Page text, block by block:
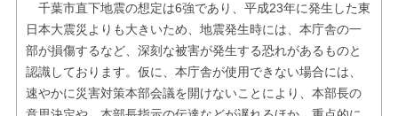
千葉市直下地震の想定は6強であり、平成23年に発生した東
日本大震災よりも大きいため、地震発生時には、本庁舎の一
部が損傷するなど、深刻な被害が発生する恐れがあるものと
認識しております。仮に、本庁舎が使用できない場合には、
速やかに災害対策本部会議を開けないことにより、本部長の